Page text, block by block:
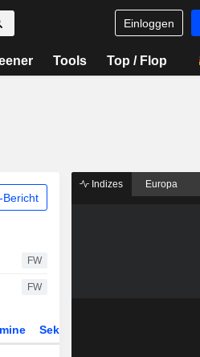
Einloggen
Tools Top / Flop
Bericht
FW
FW
Sektor
Indizes Europa